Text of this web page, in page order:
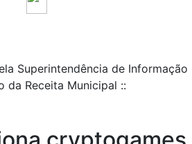
Superintendência de Informação
da Receita Municipal ::